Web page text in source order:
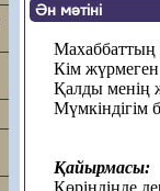
Ән мәтіні
Махаббаттың
Кім
Қалды менің
Мүмкіндігім
Қайырмасы:
Көріндіңде